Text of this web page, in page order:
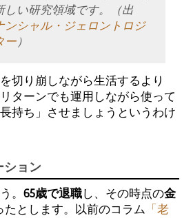
しい研究領域です。（出
ンシャル・ジェロントロジ
ー）
切り崩しながら生活するより
ターンでも運用しながら使って
持ち」させましょうというわけ
ション
。 65歳で退職し、その時点の金
たとします。以前のコラム 「老